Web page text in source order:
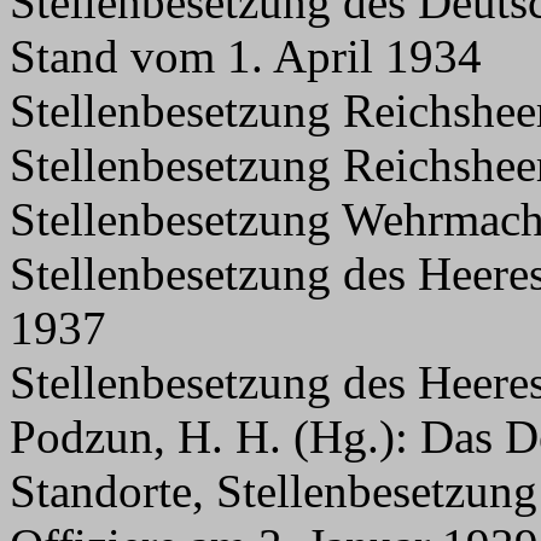
Stand vom 1. April 1934
Stellenbesetzung
Stellenbesetzung
Stellenbesetzung
Stellenbesetzung des
1937
Stellenbesetzung des
Podzun, H. H. (Hg.): Das
Standorte,